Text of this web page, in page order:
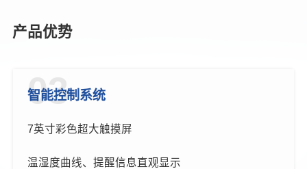
产品优势
03
智能控制系统
7英寸彩色超大触摸屏
温湿度曲线、提醒信息直观显示